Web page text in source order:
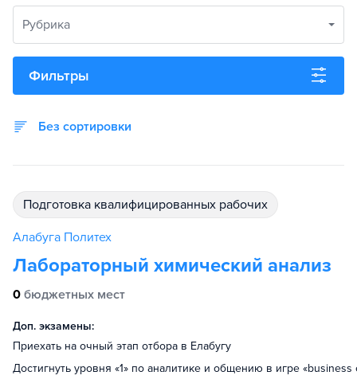
Рубрика
Фильтры
Без сортировки
подготовка квалифицированных рабочих
Алабуга Политех
Лабораторный химический анализ
0 бюджетных мест
Доп. экзамены:
Приехать на очный этап отбора в Елабугу
Достигнуть уровня «1» по аналитике и общению в игре «business